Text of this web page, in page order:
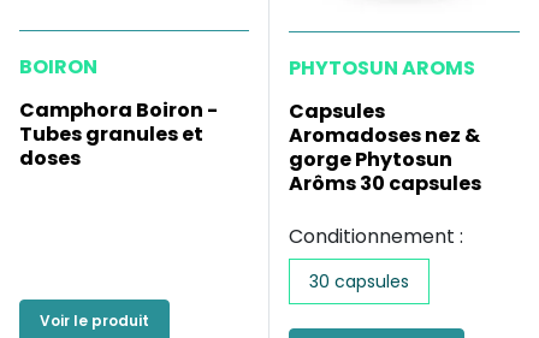
BOIRON
Camphora Boiron -
Tubes granules et
doses
Voir le produit
PHYTOSUN AROMS
Capsules
Aromadoses nez &
gorge Phytosun
Arôms 30 capsules
Conditionnement :
30 capsules